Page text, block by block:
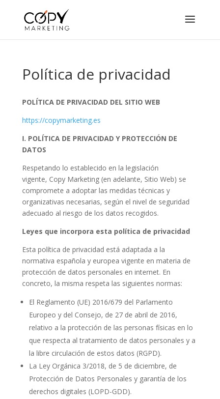
Política de privacidad
POLÍTICA DE PRIVACIDAD DEL SITIO WEB
https://copymarketing.es
I. POLÍTICA DE PRIVACIDAD Y PROTECCIÓN DE
DATOS
Respetando lo establecido en la legislación
vigente, Copy Marketing (en adelante, Sitio Web) se
compromete a adoptar las medidas técnicas y
organizativas necesarias, según el nivel de seguridad
adecuado al riesgo de los datos recogidos.
Leyes que incorpora esta política de privacidad
Esta política de privacidad está adaptada a la
normativa española y europea vigente en materia de
protección de datos personales en internet. En
concreto, la misma respeta las siguientes normas:
El Reglamento (UE) 2016/679 del Parlamento
Europeo y del Consejo, de 27 de abril de 2016,
relativo a la protección de las personas físicas en lo
que respecta al tratamiento de datos personales y a
la libre circulación de estos datos (RGPD).
La Ley Orgánica 3/2018, de 5 de diciembre, de
Protección de Datos Personales y garantía de los
derechos digitales (LOPD-GDD).